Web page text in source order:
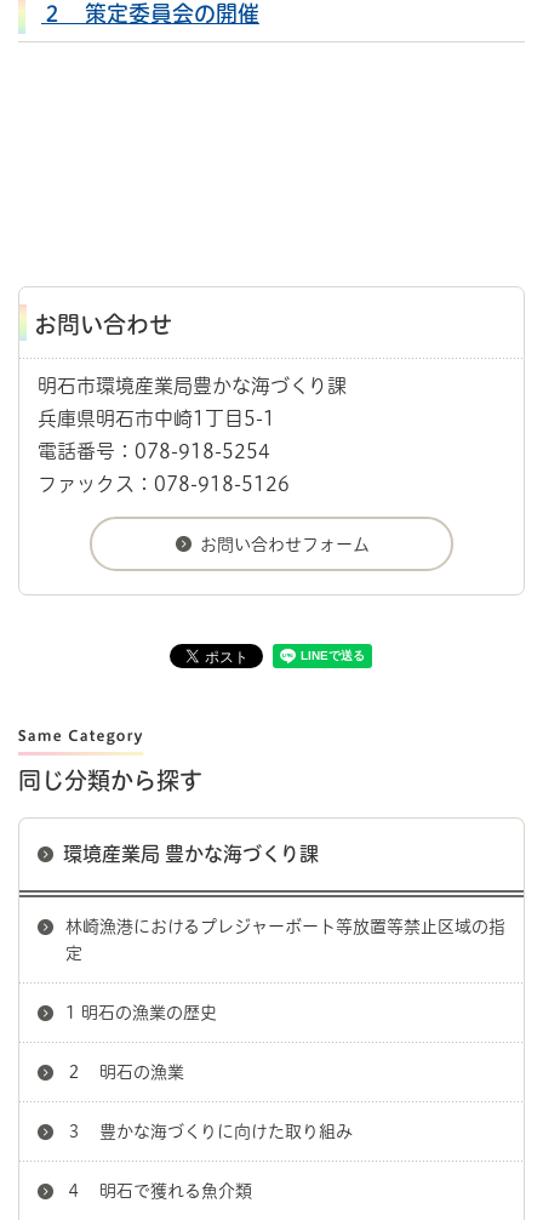
２ 策定委員会の開催
お問い合わせ
明石市環境産業局豊かな海づくり課
兵庫県明石市中崎1丁目5-1
電話番号：078-918-5254
ファックス：078-918-5126
同じ分類から探す
環境産業局 豊かな海づくり課
林崎漁港におけるプレジャーボート等放置等禁止区域の指
定
1 明石の漁業の歴史
２ 明石の漁業
３ 豊かな海づくりに向けた取り組み
４ 明石で獲れる魚介類